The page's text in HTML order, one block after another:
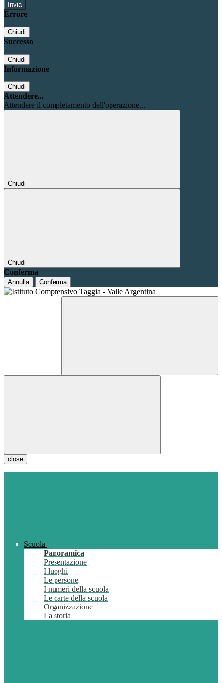
Errore
Chiudi
Successo
Chiudi
Informazione
Chiudi
Attendere...
Attendere il completamento dell'operazione...
Chiudi
Chiudi
Conferma
Annulla Conferma
close
Scuola
Panoramica
Presentazione
I luoghi
Le persone
I numeri della scuola
Le carte della scuola
Organizzazione
La storia